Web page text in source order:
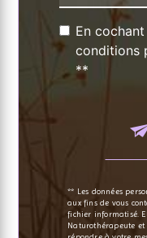
En
conditions
**
** Les données
aux fins de vous
fichier informatisé.
Naturothérapeute